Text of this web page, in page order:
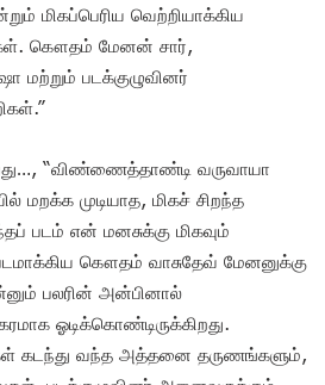
மிகப்பெரிய வெற்றியாக்கிய
கௌதம் மேனன் சார்,
மற்றும் படக்குழுவினர்
“விண்ணைத்தாண்டி வருவாயா
மறக்க முடியாத, மிகச் சிறந்த
படம் என் மனசுக்கு மிகவும்
கௌதம் வாசுதேவ் மேனனுக்கு
பலரின் அன்பினால்
ஓடிக்கொண்டிருக்கிறது.
கடந்து வந்த அத்தனை தருணங்களும்,